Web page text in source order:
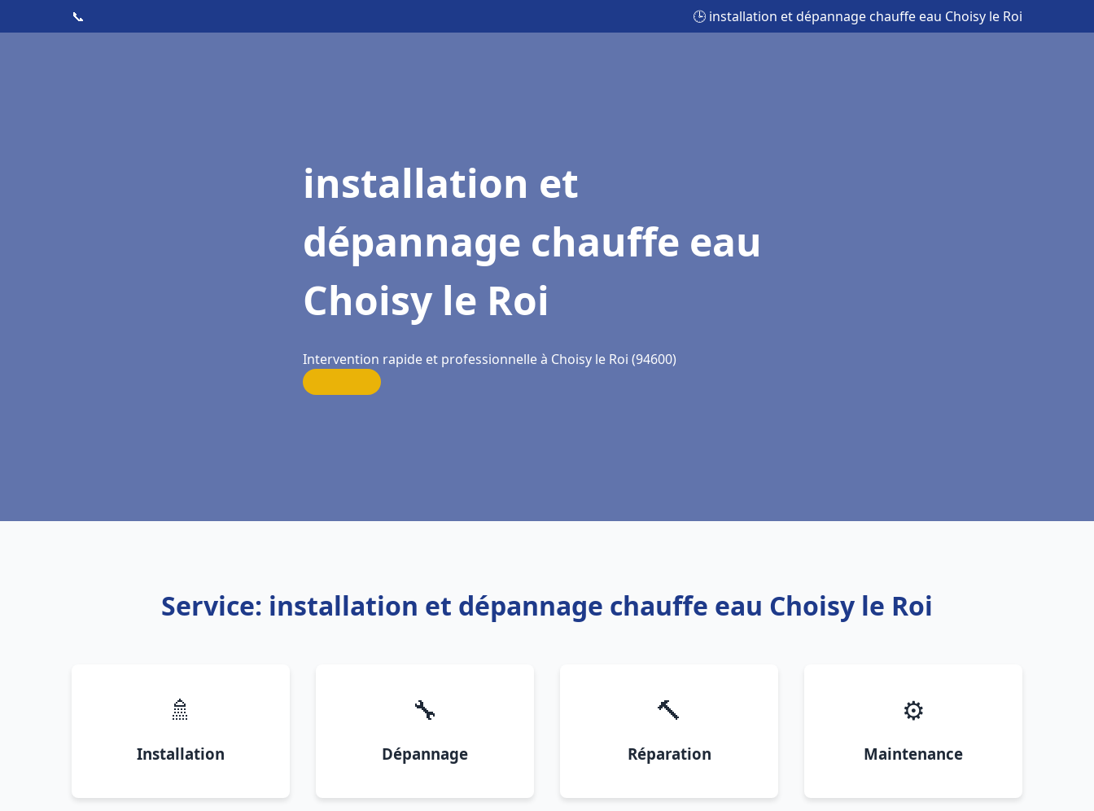
📞 🕒 installation et dépannage chauffe eau Choisy le Roi
installation et
dépannage chauffe eau
Choisy le Roi
Intervention rapide et professionnelle à Choisy le Roi (94600)
Service: installation et dépannage chauffe eau Choisy le Roi
🚿
Installation
🔧
Dépannage
🔨
Réparation
⚙️
Maintenance